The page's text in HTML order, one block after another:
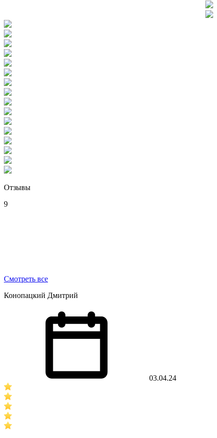
Отзывы
9
Смотреть все
Конопацкий Дмитрий
03.04.24